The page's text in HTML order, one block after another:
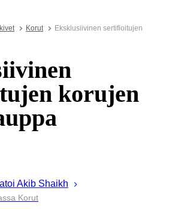
Korut
Eksklusiivinen sertifioitujen
korujen
Akib Shaikh
Korut